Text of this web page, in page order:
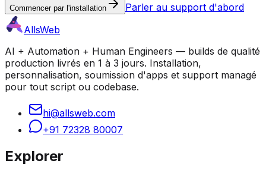
Commencer par l'installation
Parler au support d'abord
AllsWeb
AI + Automation + Human Engineers — builds de qualité
production livrés en 1 à 3 jours. Installation,
personnalisation, soumission d'apps et support managé
pour tout script ou codebase.
hi@allsweb.com
+91 72328 80007
Explorer